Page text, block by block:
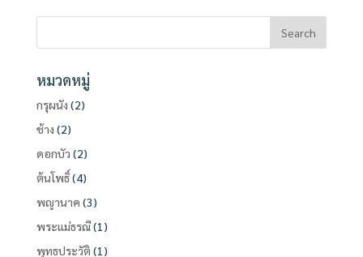
หมวดหมู่
กรุผนัง (2)
ช้าง (2)
ดอกบัว (2)
ต้นโพธิ์(4)
พญานาค (3)
พระแม่ธรณี(1)
พุทธประวัติ (1)